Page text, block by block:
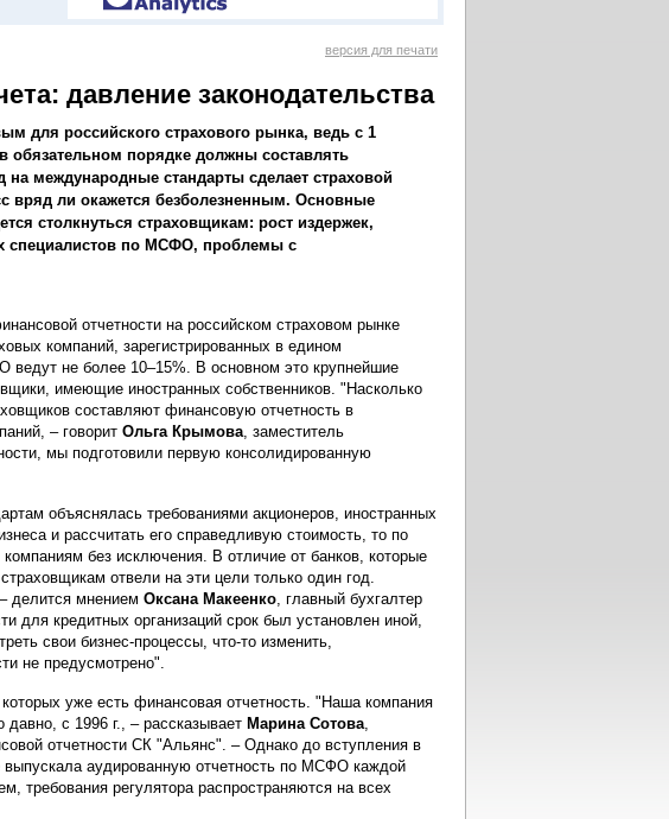
версия для печати
давление законодательства
для российского страхового рынка, ведь с 1
обязательном порядке должны составлять
международные стандарты сделает страховой
вряд ли окажется безболезненным. Основные
столкнуться страховщикам: рост издержек,
специалистов по МСФО, проблемы с
отчетности на российском страховом рынке
компаний, зарегистрированных в едином
ведут не более 10–15%. В основном это крупнейшие
имеющие иностранных собственников. "Насколько
составляют финансовую отчетность в
– говорит Ольга Крымова, заместитель
мы подготовили первую консолидированную
объяснялась требованиями акционеров, иностранных
и рассчитать его справедливую стоимость, то по
без исключения. В отличие от банков, которые
отвели на эти цели только один год.
делится мнением Оксана Макеенко, главный бухгалтер
для кредитных организаций срок был установлен иной,
свои бизнес-процессы, что-то изменить,
не предусмотрено".
уже есть финансовая отчетность. "Наша компания
с 1996 г., – рассказывает Марина Сотова,
отчетности СК "Альянс". – Однако до вступления в
выпускала аудированную отчетность по МСФО каждой
требования регулятора распространяются на всех